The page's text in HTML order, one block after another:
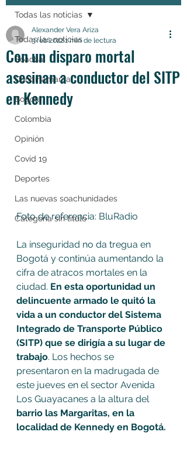
Todas las noticias
Soacha
Cundinamarca
Bogotá
Colombia
Opinión
Covid 19
Deportes
Las nuevas soachunidades
Categoría sin título
Todas las noticias
Con un disparo mortal
asesinan a conductor del SITP
en Kennedy
Alexander Vera Ariza
3 feb 20221 min de lectura
Foto de referencia: BluRadio
La inseguridad no da tregua en
Bogotá y continúa aumentando la
cifra de atracos mortales en la
ciudad. En esta oportunidad un
delincuente armado le quitó la
vida a un conductor del Sistema
Integrado de Transporte Público
(SITP) que se dirigía a su lugar de
trabajo. Los hechos se
presentaron en la madrugada de
este jueves en el sector Avenida
Los Guayacanes a la altura del
barrio las Margaritas, en la
localidad de Kennedy en Bogotá.